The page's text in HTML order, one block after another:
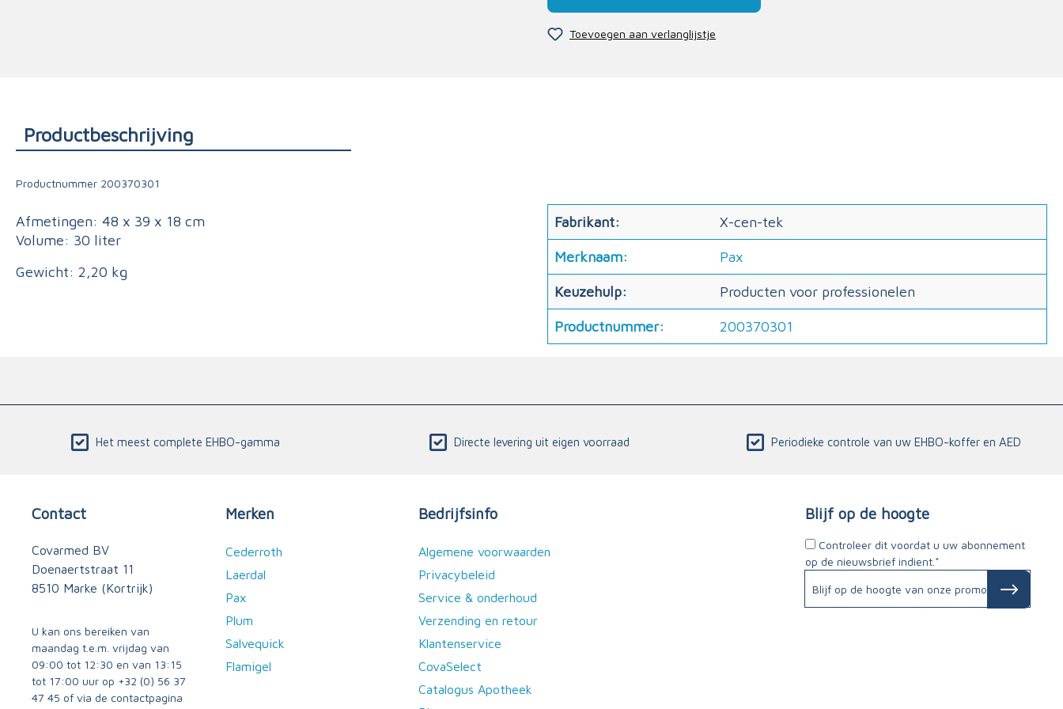
Toevoegen aan verlanglijstje
Productbeschrijving
Productnummer 200370301
Afmetingen: 48 x 39 x 18 cm
Volume: 30 liter
Gewicht: 2,20 kg
Fabrikant: X-cen-tek
Merknaam: Pax
Keuzehulp: Producten voor professionelen
Productnummer: 200370301
Het meest complete EHBO-gamma Directe levering uit eigen voorraad Periodieke controle van uw EHBO-koffer en AED
Contact
Covarmed BV
Doenaertstraat 11
8510 Marke (Kortrijk)
U kan ons bereiken van
maandag t.e.m. vrijdag van
09:00 tot 12:30 en van 13:15
tot 17:00 uur op +32 (0) 56 37
47 45 of via de contactpagina
Merken
Cederroth
Laerdal
Pax
Plum
Salvequick
Flamigel
Bedrijfsinfo
Algemene voorwaarden
Privacybeleid
Service & onderhoud
Verzending en retour
Klantenservice
CovaSelect
Catalogus Apotheek
Blijf op de hoogte
Controleer dit voordat u uw abonnement
op de nieuwsbrief indient.*